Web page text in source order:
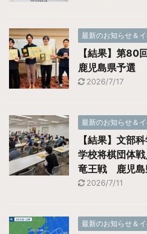
最新のお知らせ＆
【結果】第80
鹿児島県予選
2026/7/17
最新のお知らせ＆
【結果】文部
学校将棋団体
竜王戦 鹿児
2026/7/11
最新のお知らせ＆